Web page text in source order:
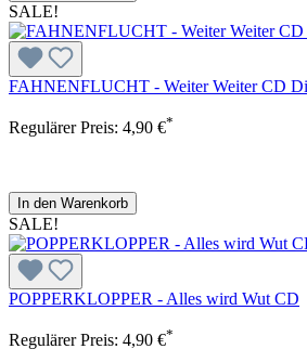
SALE!
FAHNENFLUCHT - Weiter Weiter CD
Regulärer Preis: 4,90 €*
In den Warenkorb
SALE!
POPPERKLOPPER - Alles wird Wut CD
Regulärer Preis: 4,90 €*